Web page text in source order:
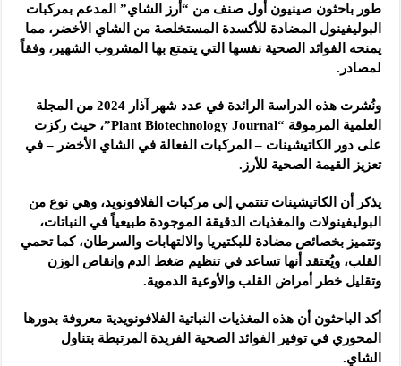
طور باحثون صينيون أول صنف من “أرز الشاي” المدعم بمركبات
البوليفينول المضادة للأكسدة المستخلصة من الشاي الأخضر، مما
يمنحه الفوائد الصحية نفسها التي يتمتع بها المشروب الشهير، وفقاً
لمصادر.
ونُشرت هذه الدراسة الرائدة في عدد شهر آذار 2024 من المجلة
العلمية المرموقة “Plant Biotechnology Journal”، حيث ركزت
على دور الكاتيشينات – المركبات الفعالة في الشاي الأخضر – في
تعزيز القيمة الصحية للأرز.
يذكر أن الكاتيشينات تنتمي إلى مركبات الفلافونويد، وهي نوع من
البوليفينولات والمغذيات الدقيقة الموجودة طبيعياً في النباتات،
وتتميز بخصائص مضادة للبكتيريا والالتهابات والسرطان، كما تحمي
القلب، ويُعتقد أنها تساعد في تنظيم ضغط الدم وإنقاص الوزن
وتقليل خطر أمراض القلب والأوعية الدموية.
أكد الباحثون أن هذه المغذيات النباتية الفلافونويدية معروفة بدورها
المحوري في توفير الفوائد الصحية الفريدة المرتبطة بتناول
الشاي.